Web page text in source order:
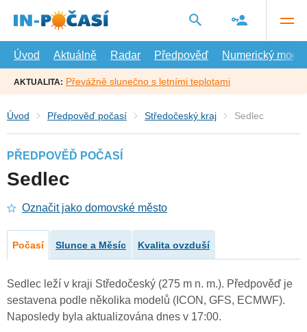
hlavní
Úvod
Aktuálně Radar Předpověď Numerický model
AKTUALITA: Převážně slunečno s letními teplotami
Úvod Předpověď počasí Středočeský kraj Sedlec
PŘEDPOVĚĎ POČASÍ
Sedlec
Označit jako domovské město
Počasí Slunce a Měsíc Kvalita ovzduší
Sedlec leží v kraji Středočeský (275 m n. m.). Předpověď je
sestavena podle několika modelů (ICON, GFS, ECMWF).
Naposledy byla aktualizována dnes v 17:00.